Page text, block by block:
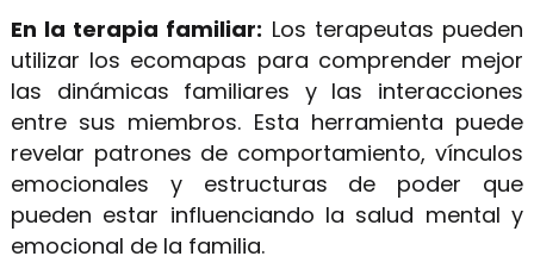
En la terapia familiar: Los terapeutas pueden
utilizar los ecomapas para comprender mejor
las dinámicas familiares y las interacciones
entre sus miembros. Esta herramienta puede
revelar patrones de comportamiento, vínculos
emocionales y estructuras de poder que
pueden estar influenciando la salud mental y
emocional de la familia.